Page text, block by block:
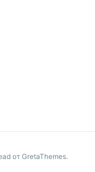
от GretaThemes.